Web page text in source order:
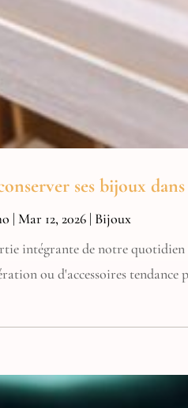
ses bijoux
|Mar 12, 2026 | Bijoux
intégrante de notre quotidien
ou d'accessoires